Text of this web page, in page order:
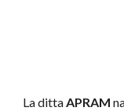
La dittaAPRAM